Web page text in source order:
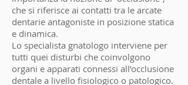
che si riferisce ai contatti tra le arcate
dentarie antagoniste in posizione statica
e dinamica.
Lo specialista gnatologo interviene per
tutti quei disturbi che coinvolgono
organi e apparati connessi all’occlusione
dentale a livello fisiologico o patologico.